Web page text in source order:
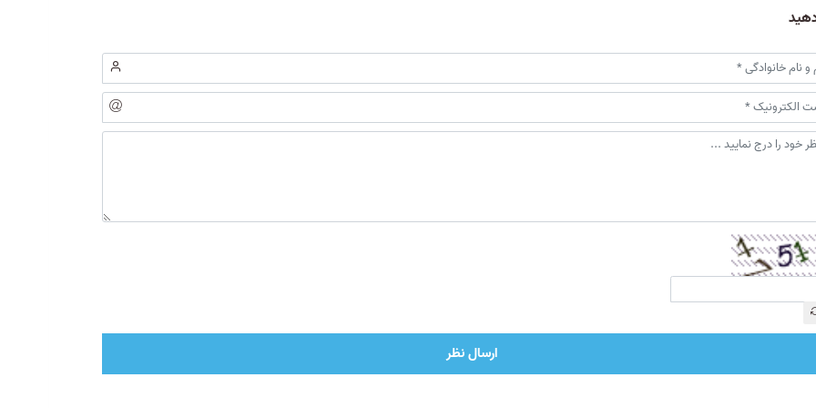
ارسال نظر